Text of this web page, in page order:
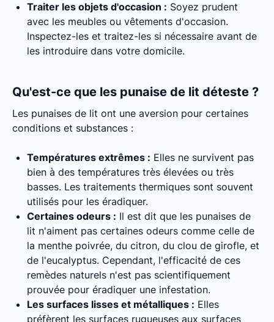
Traiter les objets d'occasion : Soyez prudent
avec les meubles ou vêtements d'occasion.
Inspectez-les et traitez-les si nécessaire avant de
les introduire dans votre domicile.
Qu'est-ce que les punaise de lit déteste ?
Les punaises de lit ont une aversion pour certaines
conditions et substances :
Températures extrêmes : Elles ne survivent pas
bien à des températures très élevées ou très
basses. Les traitements thermiques sont souvent
utilisés pour les éradiquer.
Certaines odeurs : Il est dit que les punaises de
lit n'aiment pas certaines odeurs comme celle de
la menthe poivrée, du citron, du clou de girofle, et
de l'eucalyptus. Cependant, l'efficacité de ces
remèdes naturels n'est pas scientifiquement
prouvée pour éradiquer une infestation.
Les surfaces lisses et métalliques : Elles
préfèrent les surfaces rugueuses aux surfaces